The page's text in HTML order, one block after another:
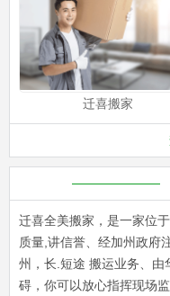
迁喜搬家
迁喜全美搬家，是一家位
质量,讲信誉、经加州政府
州，长.短途 搬运业务、
碍，你可以放心指挥现场